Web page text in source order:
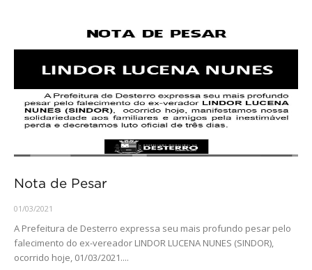
Nota de Pesar
01/03/2021
A Prefeitura de Desterro expressa seu mais profundo pesar pelo
falecimento do ex-vereador LINDOR LUCENA NUNES (SINDOR),
ocorrido hoje, 01/03/2021....